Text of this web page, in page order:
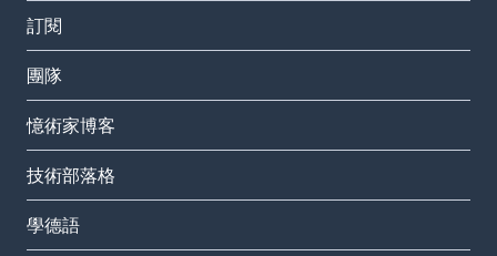
訂閱
團隊
憶術家博客
技術部落格
學德語